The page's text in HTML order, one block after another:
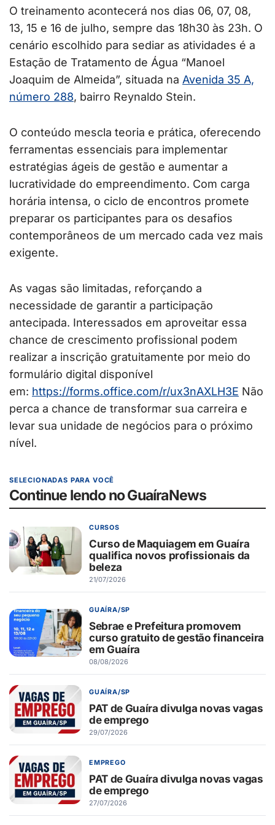
O treinamento acontecerá nos dias 06, 07, 08,
13, 15 e 16 de julho, sempre das 18h30 às 23h. O
cenário escolhido para sediar as atividades é a
Estação de Tratamento de Água “Manoel
Joaquim de Almeida”, situada na Avenida 35 A,
número 288, bairro Reynaldo Stein.
O conteúdo mescla teoria e prática, oferecendo
ferramentas essenciais para implementar
estratégias ágeis de gestão e aumentar a
lucratividade do empreendimento. Com carga
horária intensa, o ciclo de encontros promete
preparar os participantes para os desafios
contemporâneos de um mercado cada vez mais
exigente.
As vagas são limitadas, reforçando a
necessidade de garantir a participação
antecipada. Interessados em aproveitar essa
chance de crescimento profissional podem
realizar a inscrição gratuitamente por meio do
formulário digital disponível
em: https://forms.office.com/r/ux3nAXLH3E Não
perca a chance de transformar sua carreira e
levar sua unidade de negócios para o próximo
nível.
SELECIONADAS PARA VOCÊ
Continue lendo no GuaíraNews
CURSOS
Curso de Maquiagem em Guaíra
qualifica novos profissionais da
beleza
21/07/2026
GUAÍRA/SP
Sebrae e Prefeitura promovem
curso gratuito de gestão financeira
em Guaíra
08/08/2026
GUAÍRA/SP
PAT de Guaíra divulga novas vagas
de emprego
29/07/2026
EMPREGO
PAT de Guaíra divulga novas vagas
de emprego
27/07/2026